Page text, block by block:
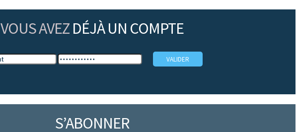
VOUS AVEZ DÉJÀ UN COMPTE
S’ABONNER